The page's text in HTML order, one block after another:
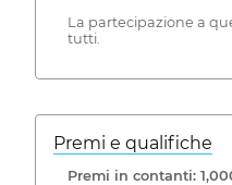
La partecipazione a
tutti.
Premi e qualifiche
Premi in contanti: